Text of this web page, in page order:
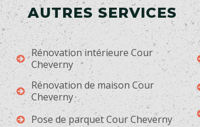
AUTRES SERVICES
Rénovation intérieure Cour
Cheverny
Rénovation de maison Cour
Cheverny
Pose de parquet Cour Cheverny